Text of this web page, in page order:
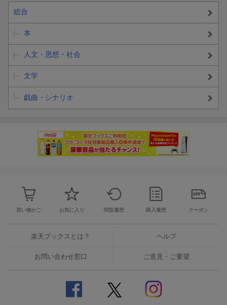
総合
本
人文・思想・社会
文学
戯曲・シナリオ
買い物かご お気に入り 閲覧履歴 購入履歴 クーポン
楽天ブックスとは？ ヘルプ
お問い合わせ窓口 ご意見・ご要望